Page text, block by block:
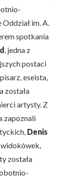
im. A.
spotkania
, jedna z
postaci
eseista,
została
artysty. Z
zapoznali
Denis
została